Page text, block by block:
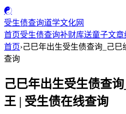
☯
受生债查询道学文化网
首页受生债查询补财库送童子文章
首页›己巳年出生受生债查询_己巳
查询
己巳年出生受生债查
王 | 受生债在线查询